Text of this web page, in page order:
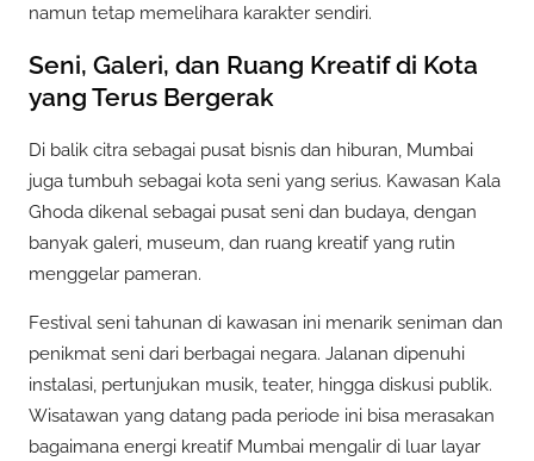
namun tetap memelihara karakter sendiri.
Seni, Galeri, dan Ruang Kreatif di Kota
yang Terus Bergerak
Di balik citra sebagai pusat bisnis dan hiburan, Mumbai
juga tumbuh sebagai kota seni yang serius. Kawasan Kala
Ghoda dikenal sebagai pusat seni dan budaya, dengan
banyak galeri, museum, dan ruang kreatif yang rutin
menggelar pameran.
Festival seni tahunan di kawasan ini menarik seniman dan
penikmat seni dari berbagai negara. Jalanan dipenuhi
instalasi, pertunjukan musik, teater, hingga diskusi publik.
Wisatawan yang datang pada periode ini bisa merasakan
bagaimana energi kreatif Mumbai mengalir di luar layar